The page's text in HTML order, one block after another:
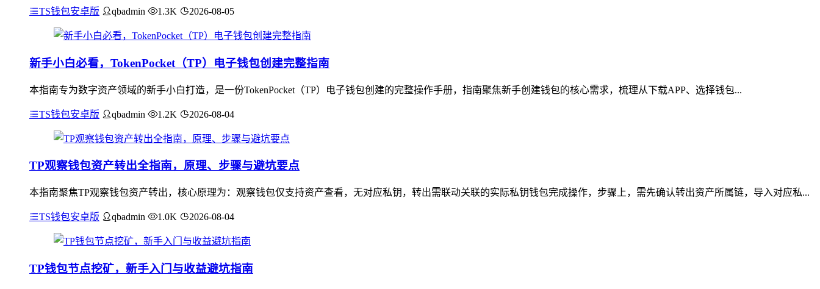
TS钱包安卓版 qbadmin 1.3K 2026-08-05
新手小白必看，TokenPocket（TP）电子钱包创建完整指南
本指南专为数字资产领域的新手小白打造，是一份TokenPocket（TP）电子钱包创建的完整操作手册，指南聚焦新手创建钱包的核心需求，梳理从下载APP、选择钱包...
TS钱包安卓版 qbadmin 1.2K 2026-08-04
TP观察钱包资产转出全指南，原理、步骤与避坑要点
本指南聚焦TP观察钱包资产转出，核心原理为：观察钱包仅支持资产查看，无对应私钥，转出需联动关联的实际私钥钱包完成操作，步骤上，需先确认转出资产所属链，导入对应私...
TS钱包安卓版 qbadmin 1.0K 2026-08-04
TP钱包节点挖矿，新手入门与收益避坑指南